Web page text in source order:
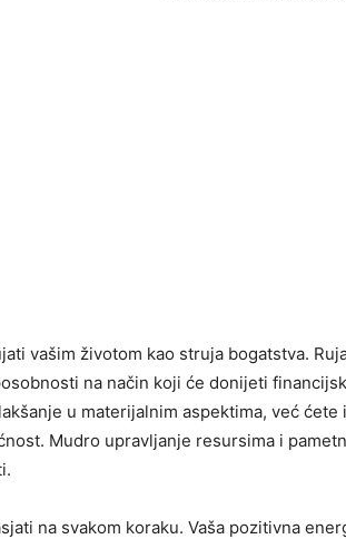
vašim životom kao struja bogatstva.
na način koji će donijeti
u materijalnim aspektima, već
Mudro upravljanje resursima i
na svakom koraku. Vaša pozitivna